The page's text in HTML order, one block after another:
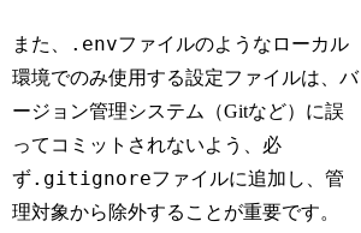
また、 .envファイルのようなローカル
環境でのみ使用する設定ファイルは、バ
ージョン管理システム（Gitなど）に誤
ってコミットされないよう、必
ず.gitignoreファイルに追加し、管
理対象から除外することが重要です。